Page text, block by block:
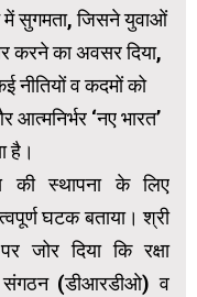
में सुगमता, जिसने युवाओं
करने का अवसर दिया,
नीतियों व कदमों को
‘नए भारत’
है।
की स्थापना के लिए
घटक बताया। श्री
जोर दिया कि रक्षा
(डीआरडीओ) व